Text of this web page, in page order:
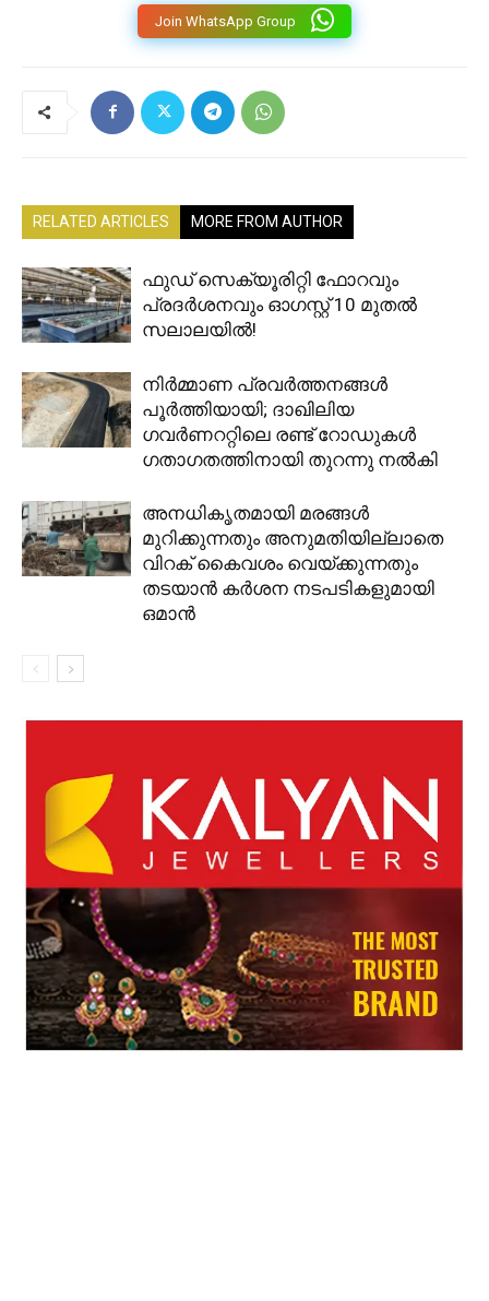
Join WhatsApp Group
RELATED ARTICLES MORE FROM AUTHOR
ഫുഡ് സെക്യൂരിറ്റി ഫോറവും
പ്രദർശനവും ഓഗസ്റ്റ് 10 മുതൽ
സലാലയിൽ!
നിർമ്മാണ പ്രവർത്തനങ്ങൾ
പൂർത്തിയായി; ദാഖിലിയ
ഗവർണററ്റിലെ രണ്ട് റോഡുകൾ
ഗതാഗതത്തിനായി തുറന്നു നൽകി
അനധികൃതമായി മരങ്ങൾ
മുറിക്കുന്നതും അനുമതിയില്ലാതെ
വിറക് കൈവശം വെയ്ക്കുന്നതും
തടയാൻ കർശന നടപടികളുമായി
ഒമാൻ